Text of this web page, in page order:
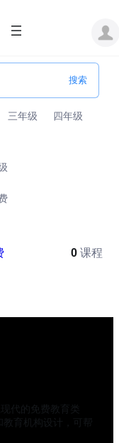
三年级
四年级
0 课程
代的免费教育类
育机构设计，可帮